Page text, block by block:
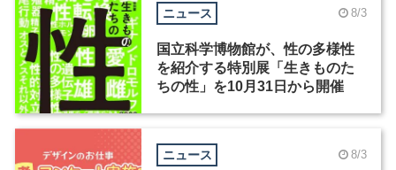
ニュース 8/3
国立科学博物館が、性の多様性
を紹介する特別展「生きものた
ちの性」を10月31日から開催
ニュース 8/3